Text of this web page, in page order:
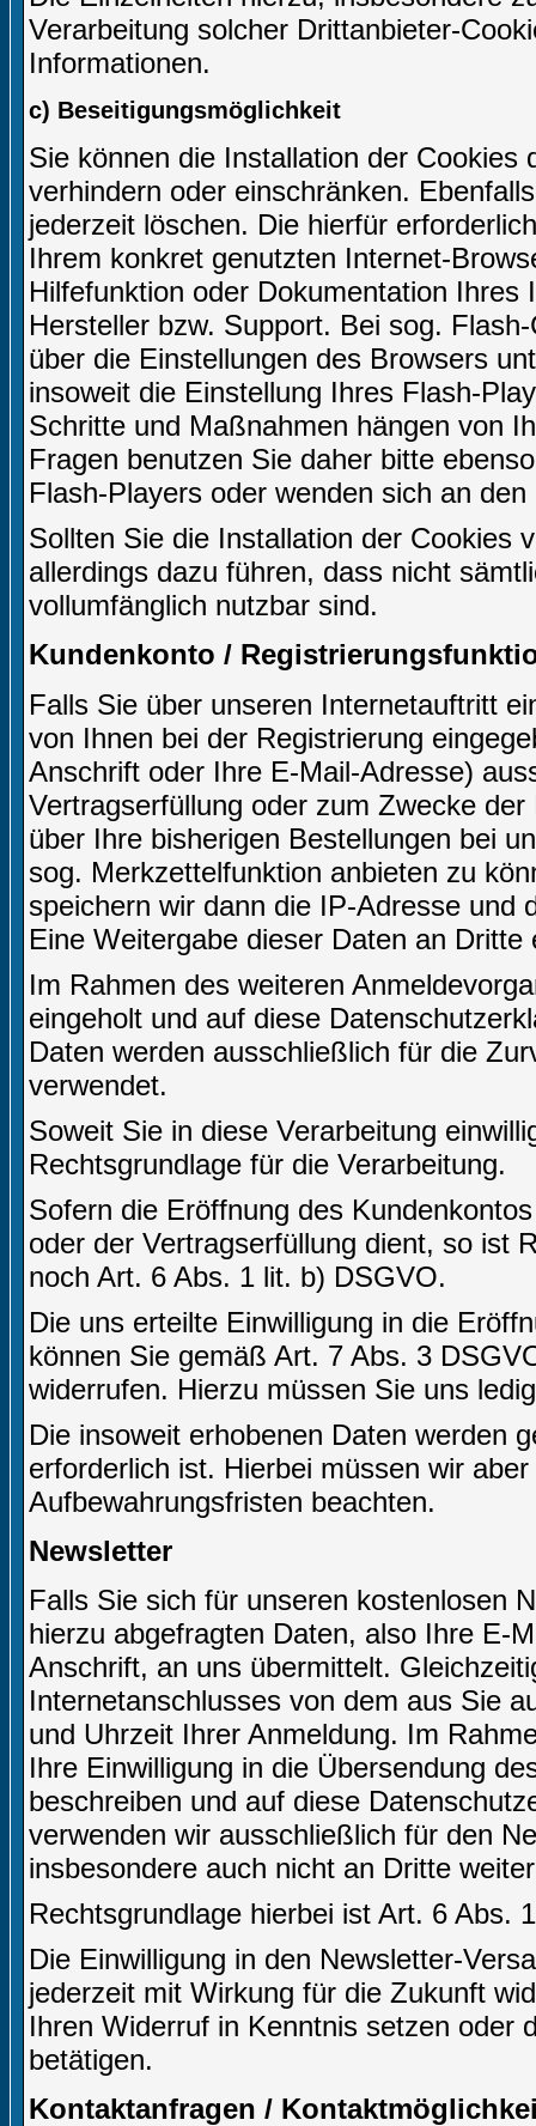
Verarbeitung solcher Drittanbieter-
Informationen.
c) Beseitigungsmöglichkeit
Sie können die Installation der
verhindern oder einschränken.
jederzeit löschen. Die hierfür
Ihrem konkret genutzten Internet-
Hilfefunktion oder Dokumentation
Hersteller bzw. Support. Bei sog.
über die Einstellungen des Browsers
insoweit die Einstellung Ihres Flash-
Schritte und Maßnahmen hängen von
Fragen benutzen Sie daher bitte
Flash-Players oder wenden sich an
Sollten Sie die Installation der Cookies
allerdings dazu führen, dass nicht
vollumfänglich nutzbar sind.
Kundenkonto /
Falls Sie über unseren Internetauftritt
von Ihnen bei der Registrierung
Anschrift oder Ihre E-Mail-Adresse)
Vertragserfüllung oder zum Zwecke
über Ihre bisherigen Bestellungen bei
sog. Merkzettelfunktion anbieten zu
speichern wir dann die IP-Adresse und
Eine Weitergabe dieser Daten an
Im Rahmen des weiteren
eingeholt und auf diese
Daten werden ausschließlich für die
verwendet.
Soweit Sie in diese Verarbeitung
Rechtsgrundlage für die Verarbeitung.
Sofern die Eröffnung des
oder der Vertragserfüllung dient, so ist
noch Art. 6 Abs. 1 lit. b) DSGVO.
Die uns erteilte Einwilligung in die
können Sie gemäß Art. 7 Abs. 3
widerrufen. Hierzu müssen Sie uns
Die insoweit erhobenen Daten werden
erforderlich ist. Hierbei müssen wir
Aufbewahrungsfristen beachten.
Newsletter
Falls Sie sich für unseren kostenlosen
hierzu abgefragten Daten, also Ihre E-
Anschrift, an uns übermittelt.
Internetanschlusses von dem aus Sie
und Uhrzeit Ihrer Anmeldung. Im
Ihre Einwilligung in die Übersendung
beschreiben und auf diese
verwenden wir ausschließlich für den
insbesondere auch nicht an Dritte
Rechtsgrundlage hierbei ist Art. 6 Abs.
Die Einwilligung in den Newsletter-
jederzeit mit Wirkung für die Zukunft
Ihren Widerruf in Kenntnis setzen oder
betätigen.
Kontaktanfragen /